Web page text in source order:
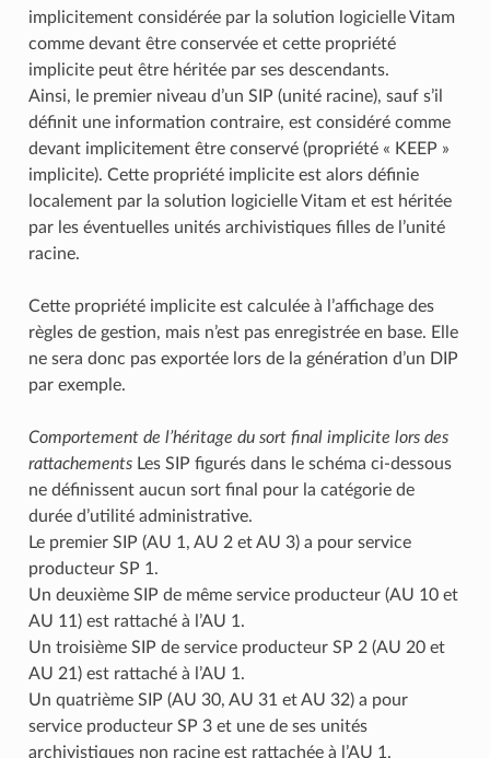
implicitement considérée par la solution logicielle Vitam
comme devant être conservée et cette propriété
implicite peut être héritée par ses descendants.
Ainsi, le premier niveau d’un SIP (unité racine), sauf s’il
définit une information contraire, est considéré comme
devant implicitement être conservé (propriété « KEEP »
implicite). Cette propriété implicite est alors définie
localement par la solution logicielle Vitam et est héritée
par les éventuelles unités archivistiques filles de l’unité
racine.
Cette propriété implicite est calculée à l’affichage des
règles de gestion, mais n’est pas enregistrée en base. Elle
ne sera donc pas exportée lors de la génération d’un DIP
par exemple.
Comportement de l’héritage du sort final implicite lors des
rattachementsLes SIP figurés dans le schéma ci-dessous
ne définissent aucun sort final pour la catégorie de
durée d’utilité administrative.
Le premier SIP (AU 1, AU 2 et AU 3) a pour service
producteur SP 1.
Un deuxième SIP de même service producteur (AU 10 et
AU 11) est rattaché à l’AU 1.
Un troisième SIP de service producteur SP 2 (AU 20 et
AU 21) est rattaché à l’AU 1.
Un quatrième SIP (AU 30, AU 31 et AU 32) a pour
service producteur SP 3 et une de ses unités
archivistiques non racine est rattachée à l’AU 1.